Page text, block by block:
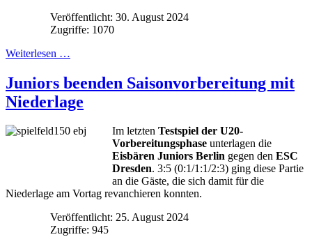
Veröffentlicht: 30. August 2024
Zugriffe: 1070
Weiterlesen …
Juniors beenden Saisonvorbereitung mit
Niederlage
Im letzten Testspiel der U20-
Vorbereitungsphase unterlagen die
Eisbären Juniors Berlin gegen den ESC
Dresden. 3:5 (0:1/1:1/2:3) ging diese Partie
an die Gäste, die sich damit für die
Niederlage am Vortag revanchieren konnten.
Veröffentlicht: 25. August 2024
Zugriffe: 945